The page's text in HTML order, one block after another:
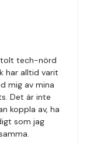
tech-nörd
har alltid varit
mig av mina
Det är inte
koppla av, ha
som jag